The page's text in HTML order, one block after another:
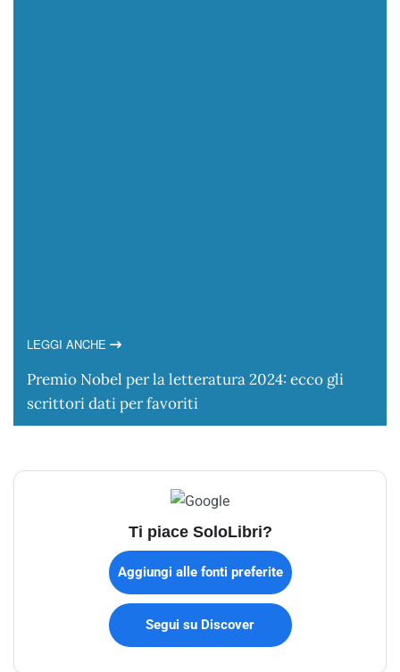
LEGGI ANCHE
Premio Nobel per la letteratura 2024: ecco gli
scrittori dati per favoriti
Ti piace SoloLibri?
Aggiungi alle fonti preferite
Segui su Discover